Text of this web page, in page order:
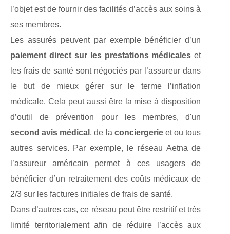
l’objet est de fournir des facilités d’accès aux soins à
ses membres.
Les assurés peuvent par exemple bénéficier d’un
paiement direct sur les prestations médicales et
les frais de santé sont négociés par l’assureur dans
le but de mieux gérer sur le terme l’inflation
médicale. Cela peut aussi être la mise à disposition
d’outil de prévention pour les membres, d'un
second avis médical , de la conciergerieet ou tous
autres services. Par exemple, le réseau Aetna de
l’assureur américain permet à ces usagers de
bénéficier d’un retraitement des coûts médicaux de
2/3 sur les factures initiales de frais de santé.
Dans d’autres cas, ce réseau peut être restritif et très
limité territorialement afin de réduire l’accès aux